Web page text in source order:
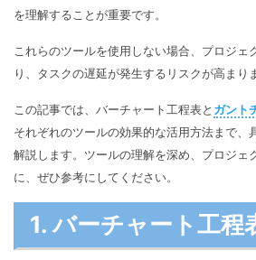
コンセントマップ
ブレインストーミング
その他の図面種類 >>
新機能一覧
EdrawMax > EdrawMind >
無料ダウンロード
検索
を理解することが重要です。
これらのツールを使用しない場合、プロジェ
り、タスクの遅延が発生するリスクが高まり
この記事では、バーチャート工程表と ガント
それぞれのツールの効果的な活用方法まで、
解説します。ツールの理解を深め、プロジェ
に、ぜひ参考にしてください。
1. バーチャート工程